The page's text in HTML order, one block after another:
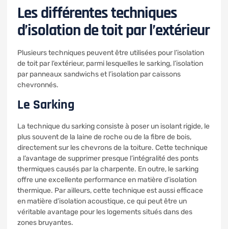
Les différentes techniques
d’isolation de toit par l’extérieur
Plusieurs techniques peuvent être utilisées pour l’isolation
de toit par l’extérieur, parmi lesquelles le sarking, l’isolation
par panneaux sandwichs et l’isolation par caissons
chevronnés.
Le Sarking
La technique du sarking consiste à poser un isolant rigide, le
plus souvent de la laine de roche ou de la fibre de bois,
directement sur les chevrons de la toiture. Cette technique
a l’avantage de supprimer presque l’intégralité des ponts
thermiques causés par la charpente. En outre, le sarking
offre une excellente performance en matière d’isolation
thermique. Par ailleurs, cette technique est aussi efficace
en matière d’isolation acoustique, ce qui peut être un
véritable avantage pour les logements situés dans des
zones bruyantes.